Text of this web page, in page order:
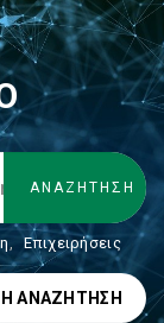
, Επιχειρήσεις
ΑΝΑΖΉΤΗΣΗ